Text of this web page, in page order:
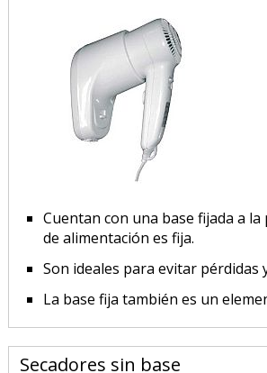
Cuentan con una base fijada a la
de alimentación es fija.
Son ideales para evitar pérdidas
La base fija también es un
Secadores sin base